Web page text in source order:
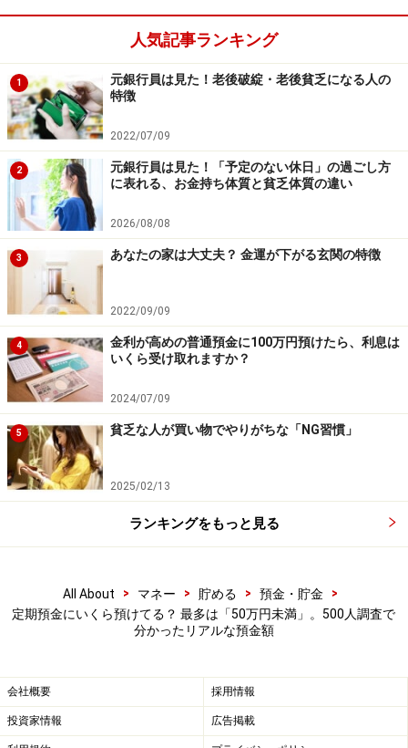
本記事の内容は一般的な情報提供を目的としており、特定の金融
投資や資産運用に関する最終的なご判断はご自身の責任において
行ってください。
掲載情報の正確性・完全性については十分に配慮しております
が、その内容を保証するものではなく、これに基づく損失・損害
などについて当社は一切の責任を負いません。
最新の情報や詳細については、必ず各金融機関やサービス提供者
の公式情報をご確認ください。
【編集部からのお知らせ】
・「家計」について、
中です！
※抽選で20名にAmazonギフト券1000円分プレゼント
※謝礼付きの限定アンケートやモニター企画に参加が可能に
なります
人気記事ランキング
1
元銀行員は見た！老後破綻・老後貧乏になる人の
特徴
2022/07/09
2
元銀行員は見た！「予定のない休日」の過ごし方
に表れる、お金持ち体質と貧乏体質の違い
2026/08/08
3 あなたの家は大丈夫？ 金運が下がる玄関の特徴
2022/09/09
4
金利が高めの普通預金に100万円預けたら、利息は
いくら受け取れますか？
2024/07/09
5 貧乏な人が買い物でやりがちな「NG習慣」
2025/02/13
ランキングをもっと見る
All About > マネー > 貯める > 預金・貯金
>
定期預金にいくら預けてる？ 最多は「50万円未満」。500人調査で
分かったリアルな預金額
会社概要 採用情報
投資家情報 広告掲載